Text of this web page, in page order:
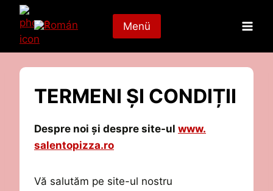
Skip
content
Menü
TERMENI ȘI CONDIȚII
Despre noi și despre site-ul www.
salentopizza.ro
Vă salutăm pe site-ul nostru